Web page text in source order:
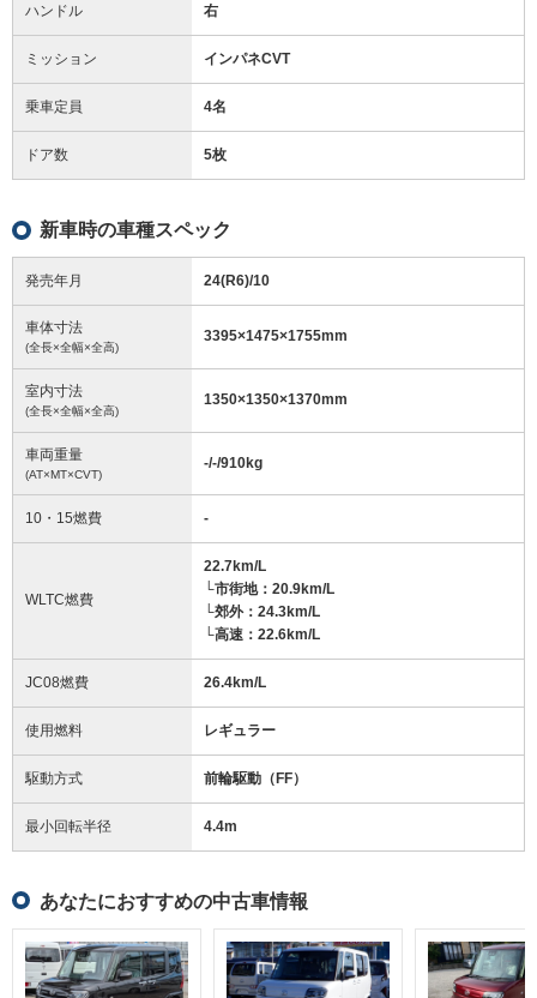
ハンドル 右
ミッション インパネCVT
乗車定員 4名
ドア数 5枚
新車時の車種スペック
発売年月 24(R6)/10
車体寸法
(全長×全幅×全高)
3395×1475×1755mm
室内寸法
(全長×全幅×全高)
1350×1350×1370mm
車両重量
(AT×MT×CVT)
-/-/910kg
10・15燃費 -
WLTC燃費
22.7km/L
└市街地：20.9km/L
└郊外：24.3km/L
└高速：22.6km/L
JC08燃費 26.4km/L
使用燃料 レギュラー
駆動方式 前輪駆動（FF）
最小回転半径 4.4m
あなたにおすすめの中古車情報